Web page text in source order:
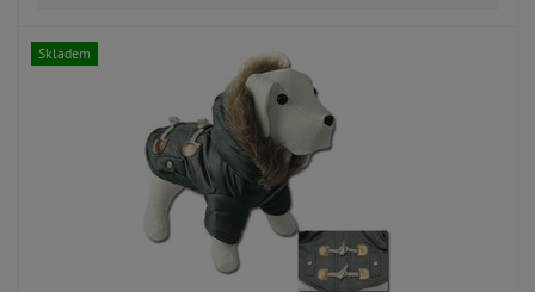
Skladem